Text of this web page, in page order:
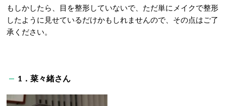
もしかしたら、目を整形していないで、ただ単にメイクで整形
したように見せているだけかもしれませんので、その点はご了
承ください。
1．菜々緒さん